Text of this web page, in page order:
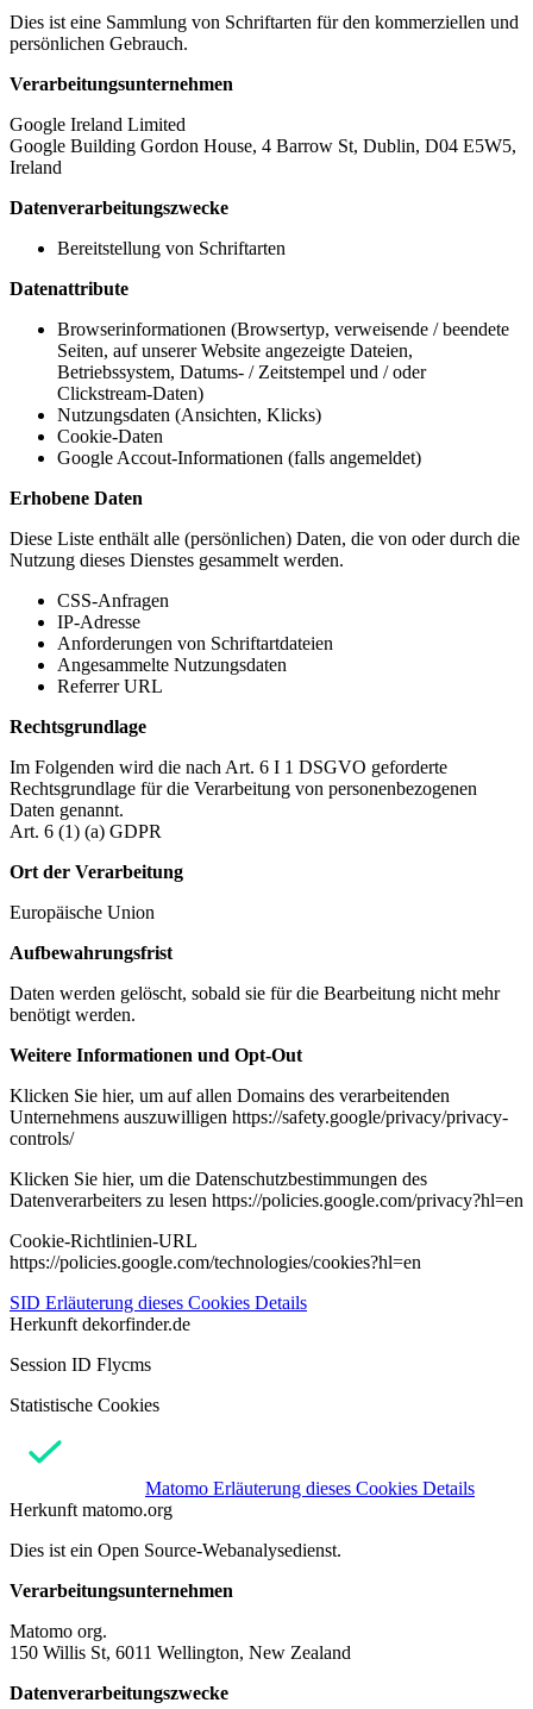
Dies ist eine Sammlung von Schriftarten für den kommerziellen und
persönlichen Gebrauch.
Verarbeitungsunternehmen
Google Ireland Limited
Google Building Gordon House, 4 Barrow St, Dublin, D04 E5W5,
Ireland
Datenverarbeitungszwecke
Bereitstellung von Schriftarten
Datenattribute
Browserinformationen (Browsertyp, verweisende / beendete
Seiten, auf unserer Website angezeigte Dateien,
Betriebssystem, Datums- / Zeitstempel und / oder
Clickstream-Daten)
Nutzungsdaten (Ansichten, Klicks)
Cookie-Daten
Google Accout-Informationen (falls angemeldet)
Erhobene Daten
Diese Liste enthält alle (persönlichen) Daten, die von oder durch die
Nutzung dieses Dienstes gesammelt werden.
CSS-Anfragen
IP-Adresse
Anforderungen von Schriftartdateien
Angesammelte Nutzungsdaten
Referrer URL
Rechtsgrundlage
Im Folgenden wird die nach Art. 6 I 1 DSGVO geforderte
Rechtsgrundlage für die Verarbeitung von personenbezogenen
Daten genannt.
Art. 6 (1) (a) GDPR
Ort der Verarbeitung
Europäische Union
Aufbewahrungsfrist
Daten werden gelöscht, sobald sie für die Bearbeitung nicht mehr
benötigt werden.
Weitere Informationen und Opt-Out
Klicken Sie hier, um auf allen Domains des verarbeitenden
Unternehmens auszuwilligen https://safety.google/privacy/privacy-
controls/
Klicken Sie hier, um die Datenschutzbestimmungen des
Datenverarbeiters zu lesen https://policies.google.com/privacy?hl=en
Cookie-Richtlinien-URL
https://policies.google.com/technologies/cookies?hl=en
SID Erläuterung dieses Cookies Details
Herkunft dekorfinder.de
Session ID Flycms
Statistische Cookies
Matomo Erläuterung dieses Cookies Details
Herkunft matomo.org
Dies ist ein Open Source-Webanalysedienst.
Verarbeitungsunternehmen
Matomo org.
150 Willis St, 6011 Wellington, New Zealand
Datenverarbeitungszwecke